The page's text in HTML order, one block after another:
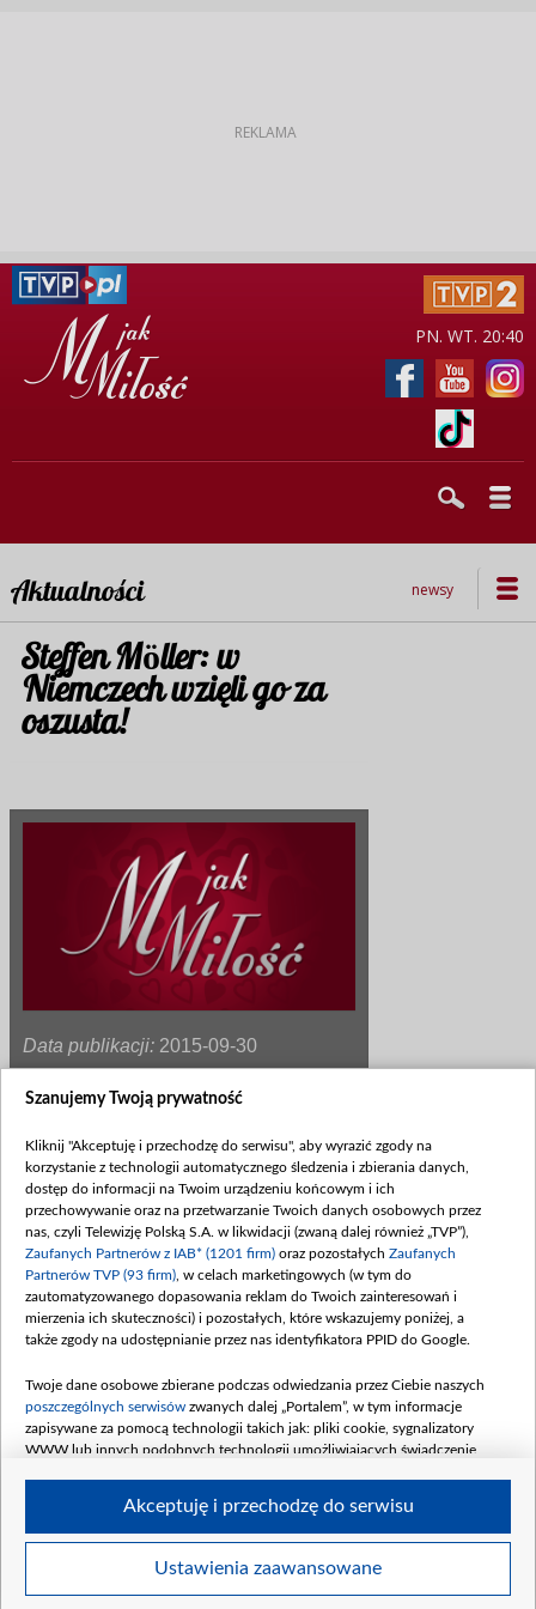
PN. WT. 20:40
Aktualności newsy
Steffen Möller: w
Niemczech wzięli go za
oszusta!
Data publikacji: 2015-09-30
Co sprawia, że Steffen Möller od wielu
ojczyzny nawet nie myśli?
Co sprawia, że Steffen Möller od wielu lat mieszka w
Polsce i o powrocie do ojczyzny nawet nie myśli?
Okazuje się, że nie tylko uroda Polek, ale i nasze
narodowe poczucie humoru... - W rozmowie z
Niemcami za dnia zalecam powstrzymanie się od
dowcipkowania, bo może to się źle skończyć - mówi
aktor w wywiadzie dla "Świata seriali" - Mnie samemu
Berlinie bilet do Warszawy. Płacąc za niego nowiutkim
banknotem zażartowałem, że
właśnie go wydrukowałem. Niemiecka kasjerka wpadła
w popłoch, przyglądała się pieniądzom długo i na
regulamin tvp.pl pomoc polityka prywatności
redakcja
newsletter kontakt
Szanujemy Twoją prywatność
Kliknij "Akceptuję i przechodzę do serwisu", aby wyrazić zgody na
korzystanie z technologii automatycznego śledzenia i zbierania danych,
dostęp do informacji na Twoim urządzeniu końcowym i ich
przechowywanie oraz na przetwarzanie Twoich danych osobowych przez
nas, czyli Telewizję Polską S.A. w likwidacji (zwaną dalej również „TVP”),
Zaufanych Partnerów z IAB* (1201 firm) oraz pozostałych Zaufanych
Partnerów TVP (93 firm) , w celach marketingowych (w tym do
zautomatyzowanego dopasowania reklam do Twoich zainteresowań i
mierzenia ich skuteczności) i pozostałych, które wskazujemy poniżej, a
także zgody na udostępnianie przez nas identyfikatora PPID do Google.
Twoje dane osobowe zbierane podczas odwiedzania przez Ciebie naszych
poszczególnych serwisów zwanych dalej „Portalem”, w tym informacje
zapisywane za pomocą technologii takich jak: pliki cookie, sygnalizatory
WWW lub innych podobnych technologii umożliwiających świadczenie
Twoje dane osobowe zbierane podczas odwiedzania przez Ciebie
Ustawienia zaawansowane
Akceptuję i przechodzę do serwisu